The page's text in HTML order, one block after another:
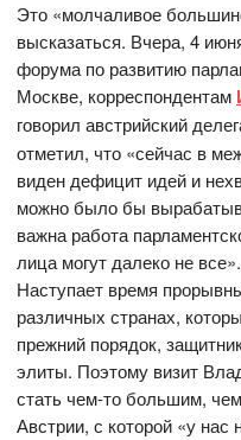
Это «молчаливое
высказаться. Вчера, 4
форума по развитию
Москве, корреспондентам
говорил австрийский
отметил, что «сейчас в
виден дефицит идей и
можно было бы
важна работа
лица могут далеко не
Наступает время
различных странах,
прежний порядок,
элиты. Поэтому визит
стать чем-то большим,
Австрии, с которой «у нас